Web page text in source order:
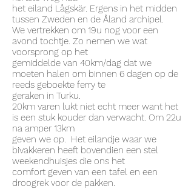
het eiland Lågskär. Ergens in het midden
tussen Zweden en de Åland archipel.
We vertrekken om 19u nog voor een
avond tochtje. Zo nemen we wat
voorsprong op het
gemiddelde van 40km/dag dat we
moeten halen om binnen 6 dagen op de
reeds geboekte ferry te
geraken in Turku.
20km varen lukt niet echt meer want het
is een stuk kouder dan verwacht. Om 22u
na amper 13km
geven we op. Het eilandje waar we
bivakkeren heeft bovendien een stel
weekendhuisjes die ons het
comfort geven van een tafel en een
droogrek voor de pakken.